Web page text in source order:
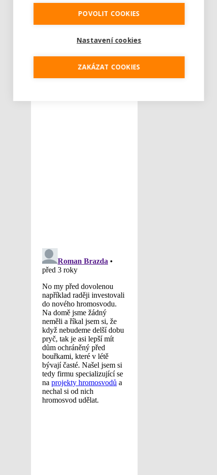
POVOLIT COOKIES
Nastavení cookies
ZAKÁZAT COOKIES